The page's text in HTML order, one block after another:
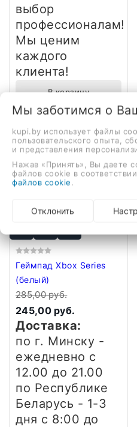
выбор
профессионалам!
Мы ценим
каждого
клиента!
В корзину
Быстрый заказ
-14%
Геймпад Xbox Series
(белый)
285,00 руб.
245,00 руб.
Доставка:
по г. Минску -
ежедневно с
12.00 до 21.00
по Республике
Беларусь - 1-3
дня с 8:00 до
Мы заботимся о
kupi.by использует файлы
пользовательского опыта,
и представления
Нажав «Принять», Вы даете
файлов cookie в
файлов cookie
Отклонить